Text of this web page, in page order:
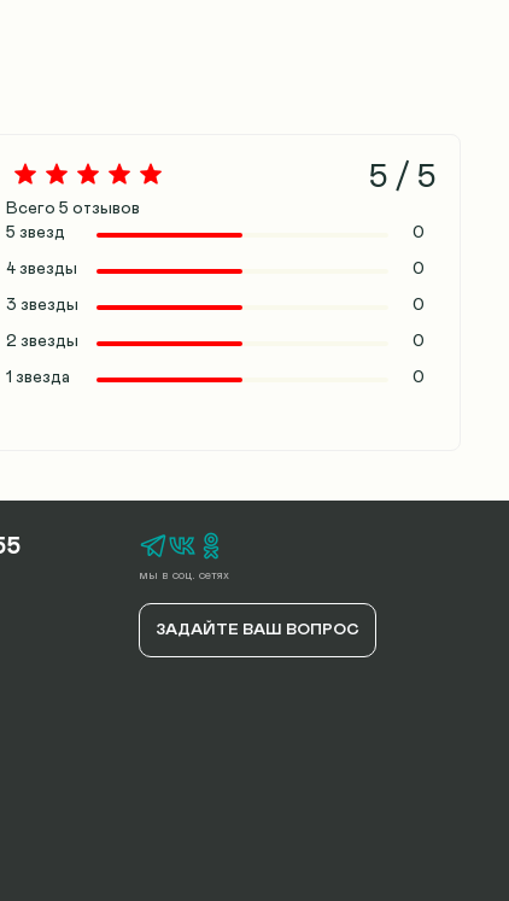
5 / 5
Всего5 отзывов
5 звезд
0
4 звезды 0
3 звезды 0
2 звезды 0
1 звезда 0
мы в соц. сетях
ЗАДАЙТЕ ВАШ ВОПРОС